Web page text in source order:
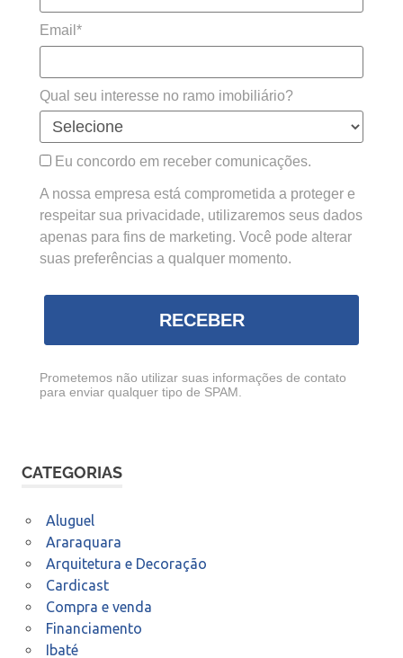
Email*
Qual seu interesse no ramo imobiliário?
Eu concordo em receber comunicações.
A nossa empresa está comprometida a proteger e
respeitar sua privacidade, utilizaremos seus dados
apenas para fins de marketing. Você pode alterar
suas preferências a qualquer momento.
RECEBER
Prometemos não utilizar suas informações de contato
para enviar qualquer tipo de SPAM.
CATEGORIAS
Aluguel
Araraquara
Arquitetura e Decoração
Cardicast
Compra e venda
Financiamento
Ibaté